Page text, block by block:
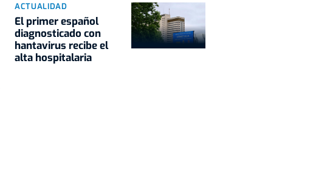
ACTUALIDAD
El primer español
diagnosticado con
hantavirus recibe el
alta hospitalaria